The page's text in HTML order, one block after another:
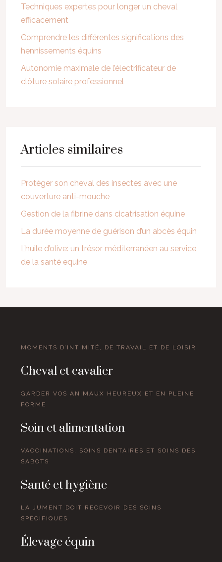
Techniques expertes pour longer un cheval
efficacement
Comprendre les différentes significations des
hennissements équins
Autonomie maximale de l’électrificateur de
clôture solaire professionnel
Articles similaires
Protéger son cheval des insectes avec une
couverture anti-mouche
Gestion de la fibrine dans cicatrisation équine
La durée moyenne de guérison d’un abcès équin
L’huile d’olive: un trésor méditerranéen au service
de la santé equine
MOMENTS D’INTIMITÉ, DE TRAVAIL ET DE LOISIR
Cheval et cavalier
GARDER VOS ANIMAUX HEUREUX ET EN PLEINE
FORME
Soin et alimentation
VACCINATIONS, SOINS DENTAIRES ET SOINS DES
SABOTS
Santé et hygiène
LA JUMENT DOIT RECEVOIR DES SOINS
SPÉCIFIQUES
Élevage équin